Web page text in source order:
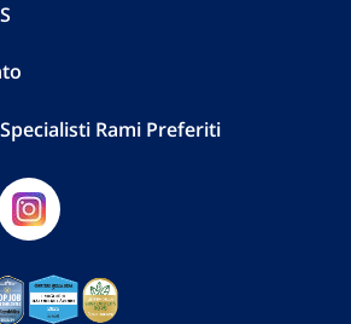
Rami Preferiti